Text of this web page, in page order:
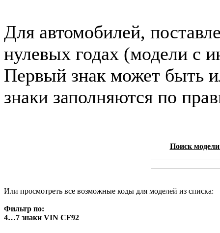
Для автомобилей,
нулевых годах (модели с
Первый знак может быть
знаки заполняются по
Поиск
Или просмотреть все возможные коды для моделей из списка:
Фильтр по:
4…7 знаки VIN CF92